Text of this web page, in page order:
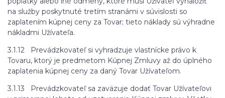
na služby poskytnuté tretím stranámi v súvislosti so
zaplatením kúpnej ceny za Tovar; tieto náklady sú výhradne
nákladmi Užívateľa.
3.1.12 Prevádzkovateľ si vyhradzuje vlastnícke právo k
Tovaru, ktorý je predmetom Kúpnej Zmluvy až do úplného
zaplatenia kúpnej ceny za daný Tovar Užívateľom.
3.1.13 Prevádzkovateľ sa zaväzuje dodať Tovar Užívateľovi